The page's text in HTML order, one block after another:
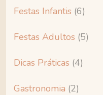
Festas Infantis (6)
Festas Adultos (5)
Dicas Práticas (4)
Gastronomia (2)